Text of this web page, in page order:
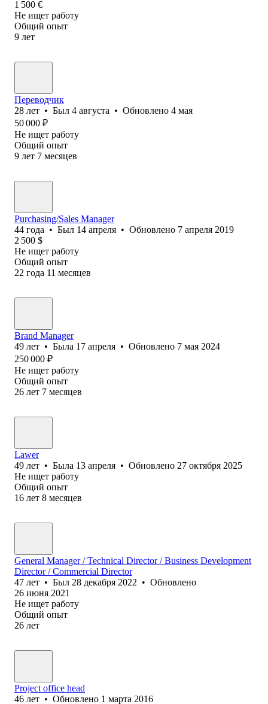
1 500 €
Не ищет работу
Общий опыт
9 лет
Переводчик
28 лет • Был 4 августа • Обновлено 4 мая
50 000 ₽
Не ищет работу
Общий опыт
9 лет 7 месяцев
Purchasing/Sales Manager
44 года • Был 14 апреля • Обновлено 7 апреля 2019
2 500 $
Не ищет работу
Общий опыт
22 года 11 месяцев
Brand Manager
49 лет • Была 17 апреля • Обновлено 7 мая 2024
250 000 ₽
Не ищет работу
Общий опыт
26 лет 7 месяцев
Lawer
49 лет • Была 13 апреля • Обновлено 27 октября 2025
Не ищет работу
Общий опыт
16 лет 8 месяцев
General Manager / Technical Director / Business Development
Director / Commercial Director
47 лет • Был 28 декабря 2022 • Обновлено
26 июня 2021
Не ищет работу
Общий опыт
26 лет
Project office head
46 лет • Обновлено 1 марта 2016